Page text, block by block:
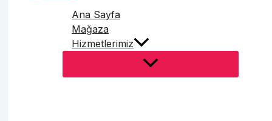
Ana Sayfa
Mağaza
Hizmetlerimiz